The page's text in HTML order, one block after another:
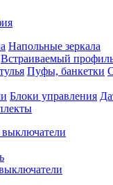
Напольные зеркала
Встраиваемый
Пуфы, банкетки
Блоки управления